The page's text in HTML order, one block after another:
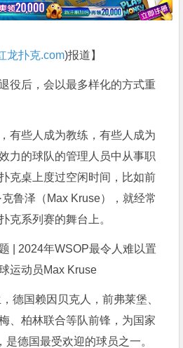
龙扑克.com)报道】
役后，会以最多样化的方式重
有些人成为教练，有些人成为
力的球队的管理人员中从事职
克桌上度过空闲时间，比如前
鲁泽（Max Kruse），就经常
克系列赛的舞台上。
德国赖因贝克人，前弗莱堡、
、柏林联合等队前锋，为国家
德国最受欢迎的球员之一。